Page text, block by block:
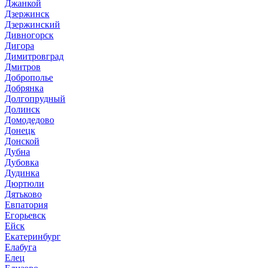
Джанкой
Дзержинск
Дзержинский
Дивногорск
Дигора
Димитровград
Дмитров
Доброполье
Добрянка
Долгопрудный
Долинск
Домодедово
Донецк
Донской
Дубна
Дубовка
Дудинка
Дюртюли
Дятьково
Евпатория
Егорьевск
Ейск
Екатеринбург
Елабуга
Елец